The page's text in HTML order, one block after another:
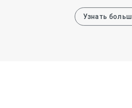
Узнать